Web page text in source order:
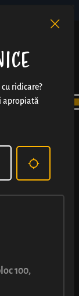
ridicare?
apropiată
100,